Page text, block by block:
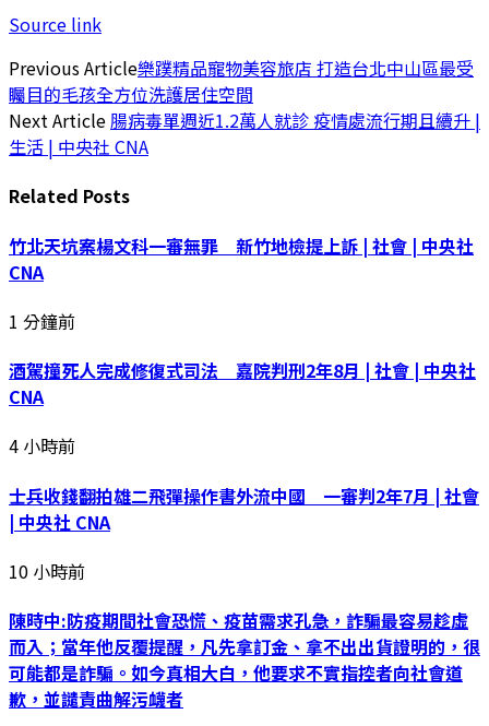
Source link
Previous Article樂蹼精品寵物美容旅店 打造台北中山區最受
矚目的毛孩全方位洗護居住空間
Next Article腸病毒單週近1.2萬人就診 疫情處流行期且續升 |
生活 | 中央社 CNA
Related Posts
竹北天坑案楊文科一審無罪 新竹地檢提上訴 | 社會 | 中央社
CNA
1 分鐘前
酒駕撞死人完成修復式司法 嘉院判刑2年8月 | 社會 | 中央社
CNA
4 小時前
士兵收錢翻拍雄二飛彈操作書外流中國 一審判2年7月 | 社會
| 中央社 CNA
10 小時前
陳時中:防疫期間社會恐慌、疫苗需求孔急，詐騙最容易趁虛
而入；當年他反覆提醒，凡先拿訂金、拿不出出貨證明的，很
可能都是詐騙。如今真相大白，他要求不實指控者向社會道
歉，並譴責曲解污衊者